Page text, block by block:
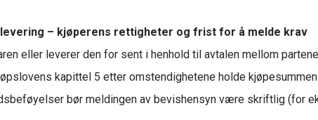
– kjøperens rettigheter og frist for å melde krav
eller leverer den for sent i henhold til avtalen mellom
kapittel 5 etter omstendighetene holde
bør meldingen av bevishensyn være skriftlig (for